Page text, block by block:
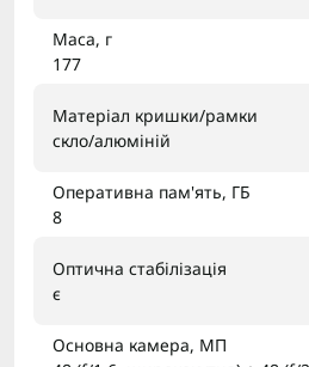
Маса, г
177
Матеріал кришки/рамки
скло/алюміній
Оперативна пам'ять, ГБ
8
Оптична стабілізація
є
Основна камера, МП